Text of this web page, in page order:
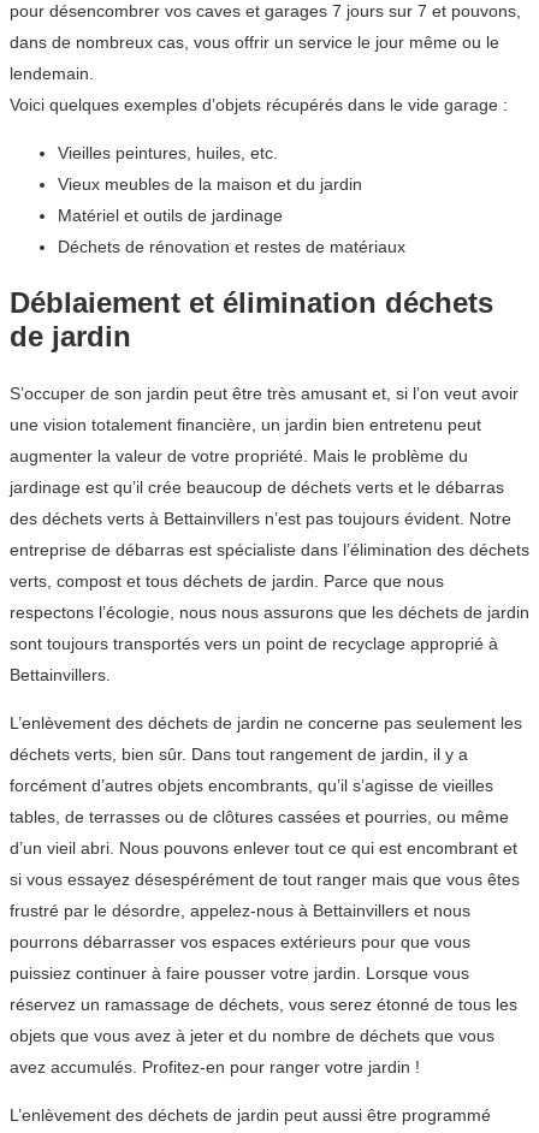
pour désencombrer vos caves et garages 7 jours sur 7 et pouvons,
dans de nombreux cas, vous offrir un service le jour même ou le
lendemain.
Voici quelques exemples d’objets récupérés dans le vide garage :
Vieilles peintures, huiles, etc.
Vieux meubles de la maison et du jardin
Matériel et outils de jardinage
Déchets de rénovation et restes de matériaux
Déblaiement et élimination déchets
de jardin
S’occuper de son jardin peut être très amusant et, si l’on veut avoir
une vision totalement financière, un jardin bien entretenu peut
augmenter la valeur de votre propriété. Mais le problème du
jardinage est qu’il crée beaucoup de déchets verts et le débarras
des déchets verts à Bettainvillers n’est pas toujours évident. Notre
entreprise de débarras est spécialiste dans l’élimination des déchets
verts, compost et tous déchets de jardin. Parce que nous
respectons l’écologie, nous nous assurons que les déchets de jardin
sont toujours transportés vers un point de recyclage approprié à
Bettainvillers.
L’enlèvement des déchets de jardin ne concerne pas seulement les
déchets verts, bien sûr. Dans tout rangement de jardin, il y a
forcément d’autres objets encombrants, qu’il s’agisse de vieilles
tables, de terrasses ou de clôtures cassées et pourries, ou même
d’un vieil abri. Nous pouvons enlever tout ce qui est encombrant et
si vous essayez désespérément de tout ranger mais que vous êtes
frustré par le désordre, appelez-nous à Bettainvillers et nous
pourrons débarrasser vos espaces extérieurs pour que vous
puissiez continuer à faire pousser votre jardin. Lorsque vous
réservez un ramassage de déchets, vous serez étonné de tous les
objets que vous avez à jeter et du nombre de déchets que vous
avez accumulés. Profitez-en pour ranger votre jardin !
L’enlèvement des déchets de jardin peut aussi être programmé